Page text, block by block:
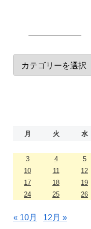
月 火 水
3
4 5
10
11 12
17
18 19
24
25 26
« 10月 12月 »